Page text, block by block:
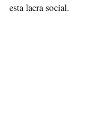
esta lacra social.